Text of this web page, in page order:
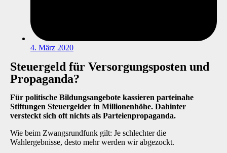
4. März 2020
Steuergeld für Versorgungsposten und
Propaganda?
Für politische Bildungsangebote kassieren parteinahe
Stiftungen Steuergelder in Millionenhöhe. Dahinter
versteckt sich oft nichts als Parteienpropaganda.
Wie beim Zwangsrundfunk gilt: Je schlechter die
Wahlergebnisse, desto mehr werden wir abgezockt.